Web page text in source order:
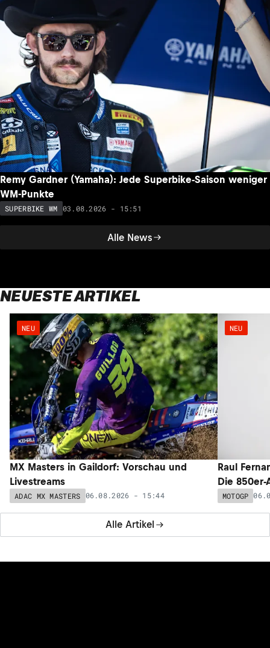
Alle News
Remy Gardner (Yamaha): Jede Superbike-Saison weniger
WM-Punkte
SUPERBIKE WM 03.08.2026 - 15:51
NEUESTE ARTIKEL
Alle Artikel
NEU
MX Masters in Gaildorf: Vorschau und
Livestreams
ADAC MX MASTERS 06.08.2026 - 15:44
NEU
Raul
Die
MOTOGP